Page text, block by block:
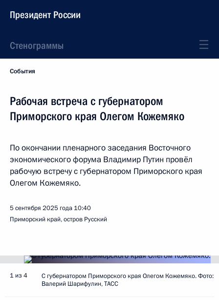
Президент России
Стенограммы
События
Рабочая встреча с губернатором
Приморского края Олегом Кожемяко
По окончании пленарного заседания Восточного
экономического форума Владимир Путин провёл
рабочую встречу с губернатором Приморского края
Олегом Кожемяко.
5 сентября 2025 года 10:40
Приморский край, остров Русский
1 из 4
С губернатором Приморского края Олегом Кожемяко. Фото:
Валерий Шарифулин, ТАСС